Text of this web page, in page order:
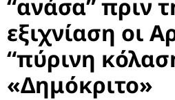
“ανάσα” πριν
εξιχνίαση οι
“πύρινη
«Δημόκριτο»